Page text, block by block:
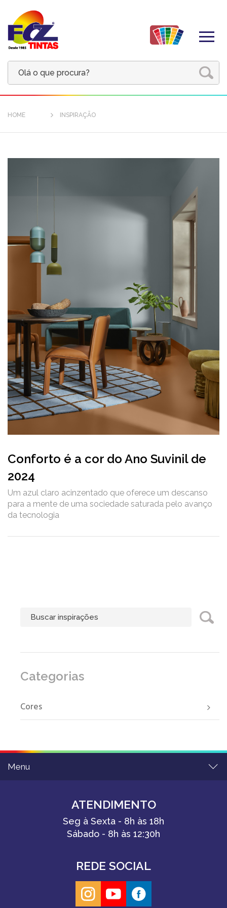
HOME INSPIRAÇÃO
Conforto é a cor do Ano Suvinil de
2024
Um azul claro acinzentado que oferece um descanso
para a mente de uma sociedade saturada pelo avanço
da tecnologia
Categorias
Cores
Menu
ATENDIMENTO
Seg à Sexta - 8h às 18h
Sábado - 8h às 12:30h
REDE SOCIAL